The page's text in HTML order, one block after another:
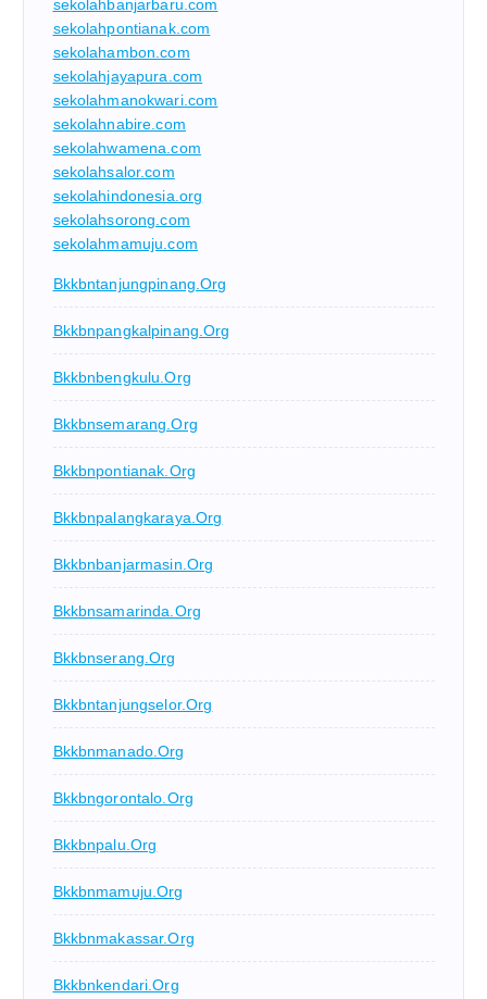
sekolahbanjarbaru.com
sekolahpontianak.com
sekolahambon.com
sekolahjayapura.com
sekolahmanokwari.com
sekolahnabire.com
sekolahwamena.com
sekolahsalor.com
sekolahindonesia.org
sekolahsorong.com
sekolahmamuju.com
Bkkbntanjungpinang.org
Bkkbnpangkalpinang.org
Bkkbnbengkulu.org
Bkkbnsemarang.org
Bkkbnpontianak.org
Bkkbnpalangkaraya.org
Bkkbnbanjarmasin.org
Bkkbnsamarinda.org
Bkkbnserang.org
Bkkbntanjungselor.org
Bkkbnmanado.org
Bkkbngorontalo.org
Bkkbnpalu.org
Bkkbnmamuju.org
Bkkbnmakassar.org
Bkkbnkendari.org